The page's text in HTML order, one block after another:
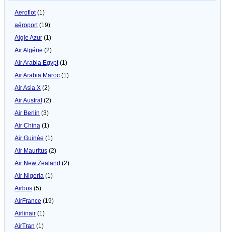
Aeroflot(1)
aéroport(19)
Aigle Azur (1)
Air Algérie (2)
Air Arabia Egypt(1)
Air Arabia Maroc (1)
Air Asia X (2)
Air Austral (2)
Air Berlin (3)
Air China (1)
Air Guinée (1)
Air Mauritus (2)
Air New Zealand (2)
Air Nigeria (1)
Airbus (5)
AirFrance (19)
Airlinair (1)
AirTran (1)